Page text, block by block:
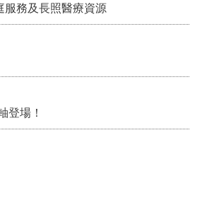
服務及長照醫療資源
登場！